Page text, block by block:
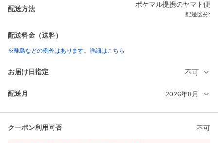
配送方法
ポケマル提携のヤマト便
配送区分:
配送料金（送料）
※離島などの例外はあります。詳細はこちら
お届け日指定 不可
配送月 2026年8月
クーポン利用可否 不可